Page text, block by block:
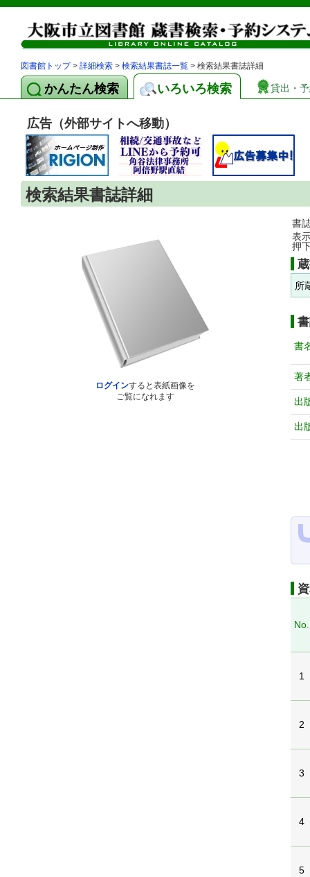
図書館トップ> 詳細検索 > 検索結果書誌一覧 > 検索結果書誌詳細
かんたん検索 いろいろ検索 貸出・
広告（外部サイトへ移動）
検索結果書誌詳細
ログインすると表紙画像を
ご覧になれます
書
表
押
所
書
著
出
出
No.
1
2
3
4
5